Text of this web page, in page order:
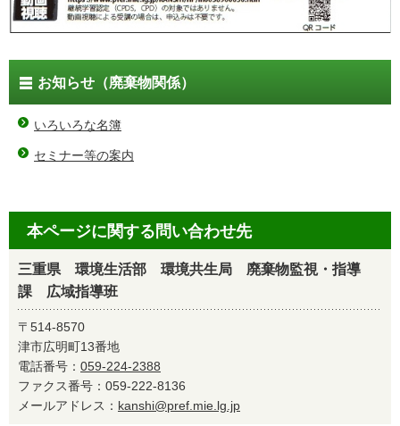
お知らせ（廃棄物関係）
いろいろな名簿
セミナー等の案内
本ページに関する問い合わせ先
三重県 環境生活部 環境共生局 廃棄物監視・指導
課 広域指導班
〒514-8570
津市広明町13番地
電話番号： 059-224-2388
ファクス番号：059-222-8136
メールアドレス： kanshi@pref.mie.lg.jp